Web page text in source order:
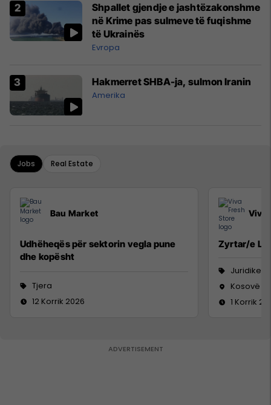
Shpallet gjendje e jashtëzakonshme
në Krime pas sulmeve të fuqishme
të Ukrainës
Evropa
Hakmerret SHBA-ja, sulmon Iranin
Amerika
Jobs Real Estate
Bau Market
Udhëheqës për sektorin vegla pune
dhe kopësht
Tjera
12 Korrik 2026
Viva
Zyrtar/e
Juridike
Kosovë
1 Korrik